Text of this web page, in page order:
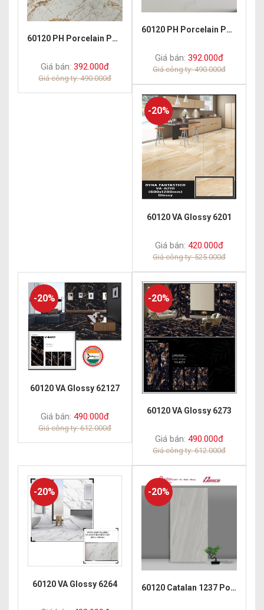
60120 PH Porcelain Polish Astoria
Giá bán: 392.000đ
Giá công ty: 490.000đ
60120 PH Porcelain Polish Carara
Giá bán: 392.000đ
Giá công ty: 490.000đ
-20%
60120 VA Glossy 6201
Giá bán: 420.000đ
Giá công ty: 525.000đ
-20%
60120 VA Glossy 62127
Giá bán: 490.000đ
Giá công ty: 612.000đ
-20%
60120 VA Glossy 6273
Giá bán: 490.000đ
Giá công ty: 612.000đ
-20%
60120 VA Glossy 6264
-20%
60120 Catalan 1237 Porcelain Matt